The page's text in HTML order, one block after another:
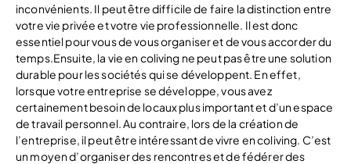
inconvénients. Il peut être difficile de faire la distinction entre
votre vie privée et votre vie professionnelle. Il est donc
essentiel pour vous de vous organiser et de vous accorder du
temps.Ensuite, la vie en coliving ne peut pas être une solution
durable pour les sociétés qui se développent. En effet,
lorsque votre entreprise se développe, vous avez
certainement besoin de locaux plus important et d’un espace
de travail personnel. Au contraire, lors de la création de
l’entreprise, il peut être intéressant de vivre en coliving. C’est
un moyen d’organiser des rencontres et de fédérer des